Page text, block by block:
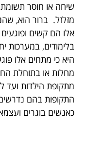
שיחה או חוסר
מזלזל. ברור הוא,
אלו הם קשים
בלימודים, במערכות
היא כי מתחים אלו
מחלות או בתוחלת
התקופות בהם
כאנשים בוגרים